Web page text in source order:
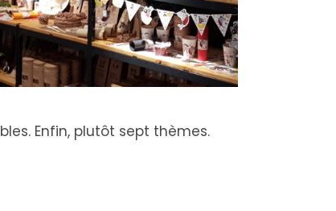
Enfin, plutôt sept thèmes.